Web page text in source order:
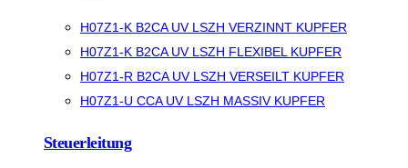
H07Z1-K B2CA UV LSZH VERZINNT KUPFER
H07Z1-K B2CA UV LSZH FLEXIBEL KUPFER
H07Z1-R B2CA UV LSZH VERSEILT KUPFER
H07Z1-U CCA UV LSZH MASSIV KUPFER
Steuerleitung